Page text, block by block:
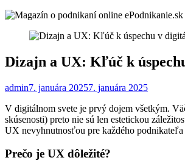
Dizajn a UX: Kľúč k
admin7. januára 20257. januára 2025
V digitálnom svete je prvý dojem všetkým.
skúsenosti) preto nie sú len estetickou
UX nevyhnutnosťou pre každého
Prečo je UX dôležité?